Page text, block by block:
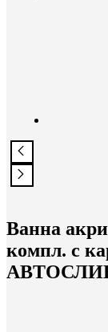
Ванна
компл. с